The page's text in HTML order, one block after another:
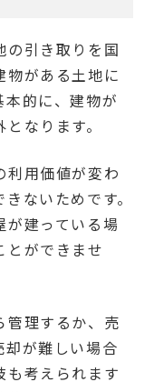
の引き取りを国
物がある土地に
本的に、建物が
なります。
利用価値が変わ
ないためです。
が建っている場
とができませ
管理するか、売
却が難しい場合
も考えられます